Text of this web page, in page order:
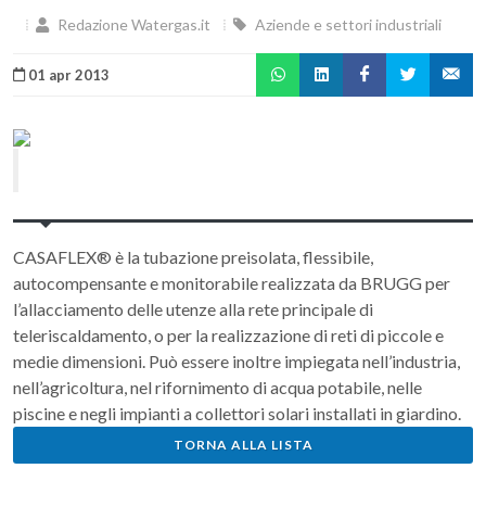
Redazione Watergas.it Aziende e settori industriali
01 apr 2013
CASAFLEX® è la tubazione preisolata, flessibile,
autocompensante e monitorabile realizzata da BRUGG per
l’allacciamento delle utenze alla rete principale di
teleriscaldamento, o per la realizzazione di reti di piccole e
medie dimensioni. Può essere inoltre impiegata nell’industria,
nell’agricoltura, nel rifornimento di acqua potabile, nelle
piscine e negli impianti a collettori solari installati in giardino.
TORNA ALLA LISTA